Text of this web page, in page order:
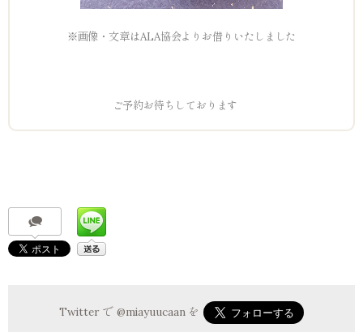
※画像・文章はALA協会よりお借りいたしました
ご予約お待ちしております
Twitter で @miayuucaanを